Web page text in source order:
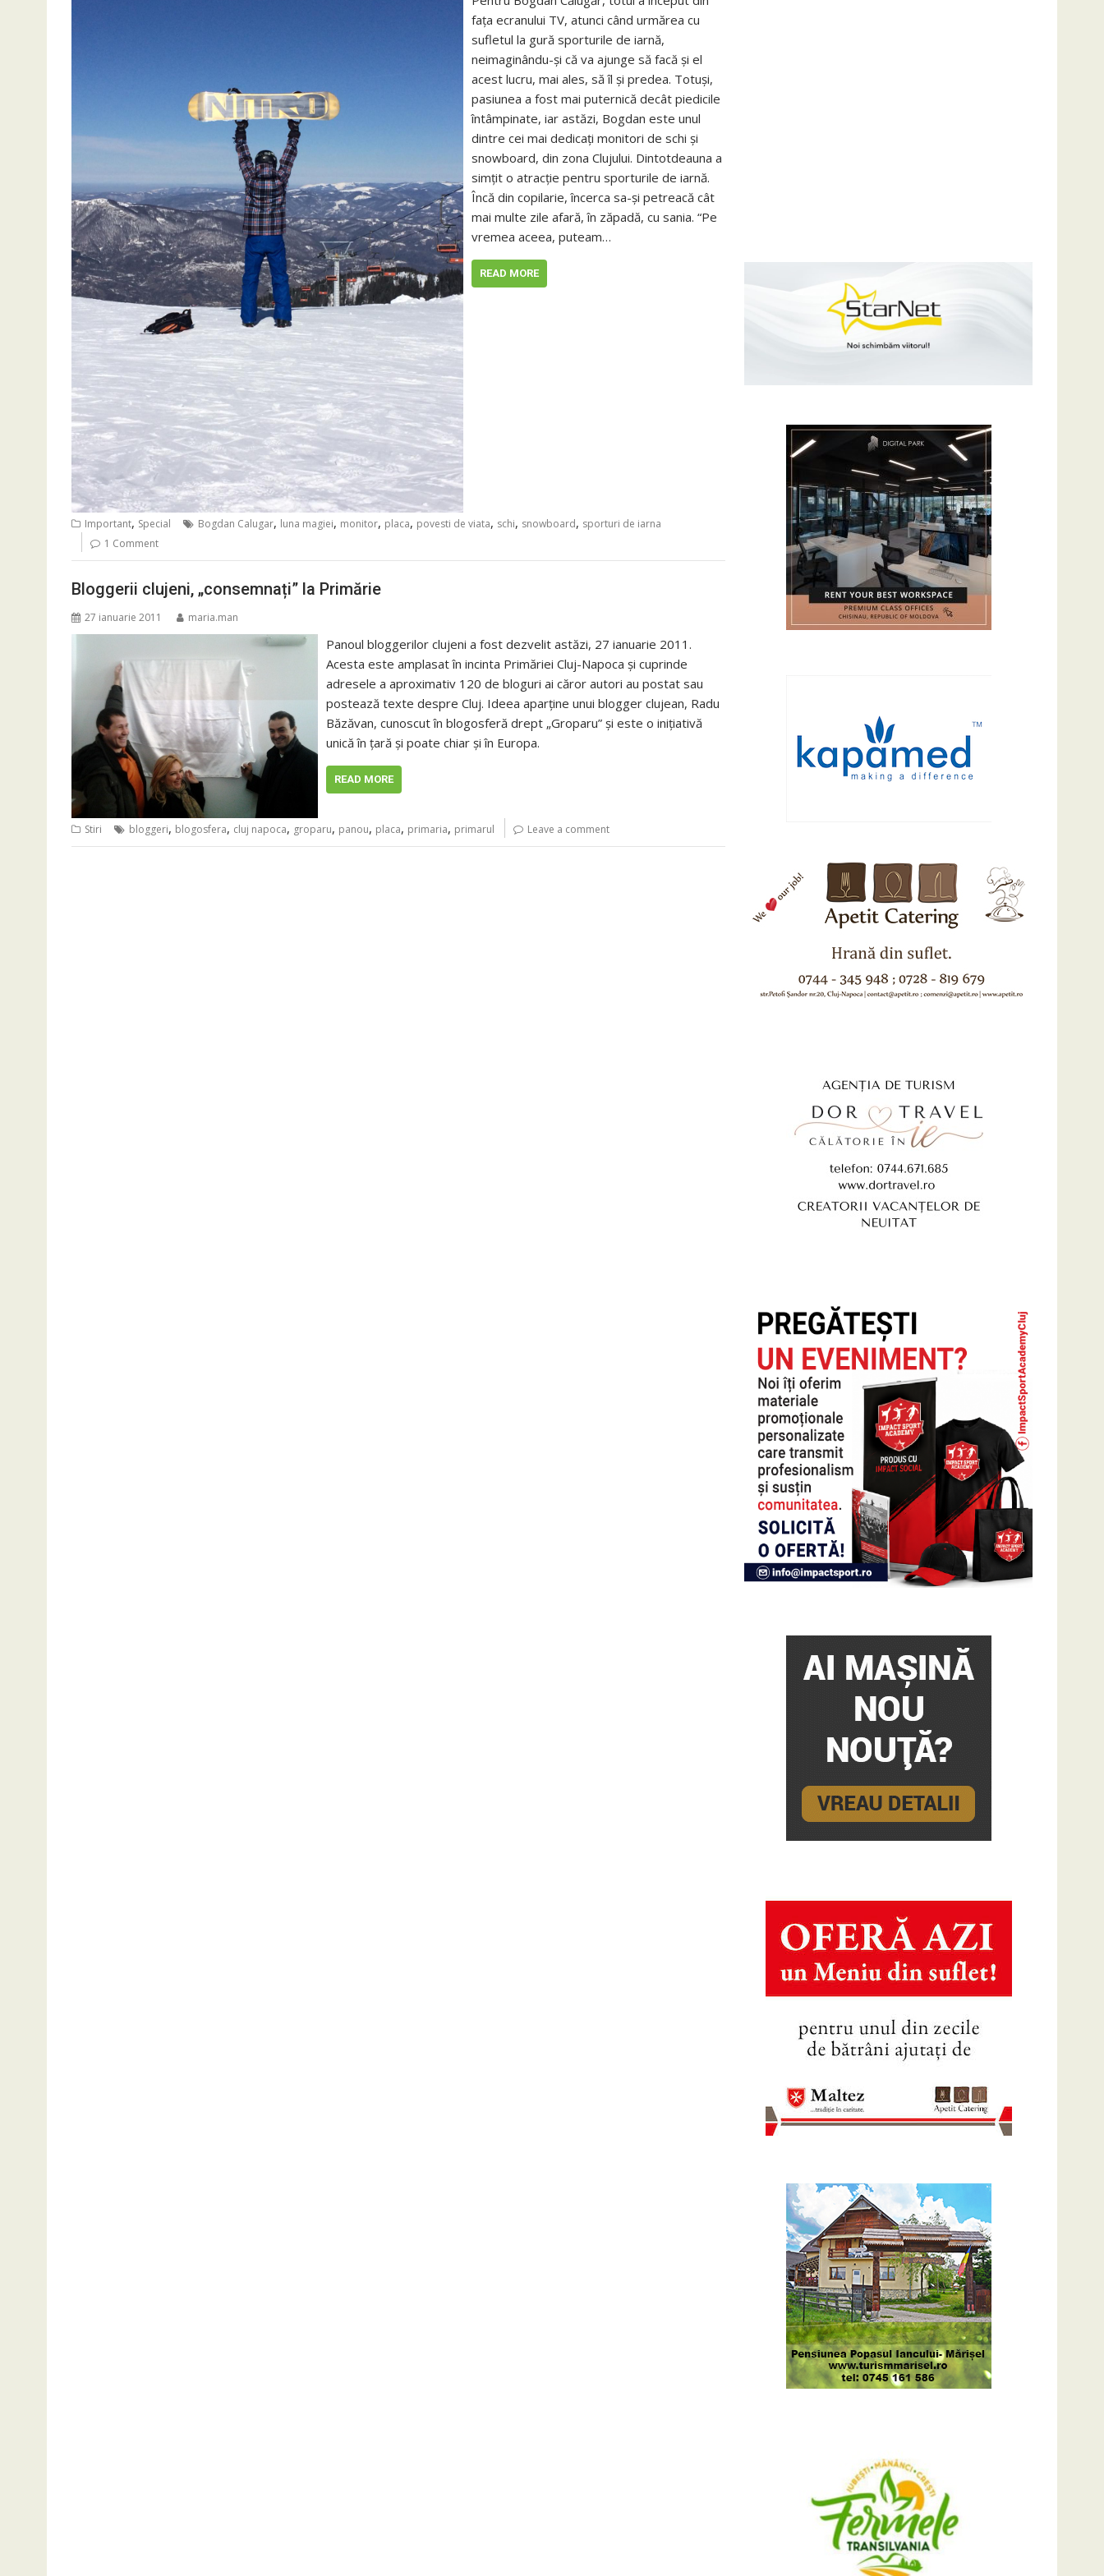
fața ecranului TV, atunci când urmărea cu
sufletul la gură sporturile de iarnă,
neimaginându-și că va ajunge să facă și el
acest lucru, mai ales, să îl și predea. Totuși,
pasiunea a fost mai puternică decât piedicile
întâmpinate, iar astăzi, Bogdan este unul
dintre cei mai dedicați monitori de schi și
snowboard, din zona Clujului. Dintotdeauna a
simțit o atracție pentru sporturile de iarnă.
Încă din copilarie, încerca sa-și petreacă cât
mai multe zile afară, în zăpadă, cu sania. “Pe
vremea aceea, puteam…
READ MORE
Important, Special Bogdan Calugar, luna magiei, monitor, placa, povesti de viata, schi, snowboard, sporturi de iarna
1 Comment
Bloggerii clujeni, „consemnați” la Primărie
27 ianuarie 2011 maria.man
Panoul bloggerilor clujeni a fost dezvelit astăzi, 27 ianuarie 2011.
Acesta este amplasat în incinta Primăriei Cluj-Napoca și cuprinde
adresele a aproximativ 120 de bloguri ai căror autori au postat sau
postează texte despre Cluj. Ideea aparține unui blogger clujean, Radu
Băzăvan, cunoscut în blogosferă drept „Groparu” și este o inițiativă
unică în țară și poate chiar și în Europa.
READ MORE
Stiri bloggeri, blogosfera, cluj napoca, groparu, panou, placa, primaria, primarul Leave a comment